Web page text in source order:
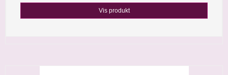
Vis produkt